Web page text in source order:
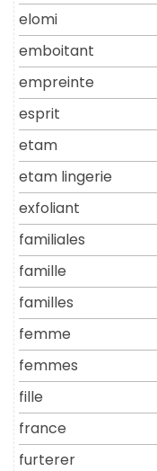
elomi
emboitant
empreinte
esprit
etam
etam lingerie
exfoliant
familiales
famille
familles
femme
femmes
fille
france
furterer